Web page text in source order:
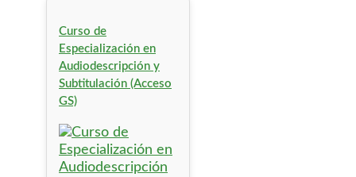
Curso de
Especialización en
Audiodescripción y
Subtitulación (Acceso
GS)